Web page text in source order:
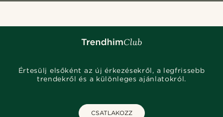
Értesülj elsőként az új érkezésekről, a legfrissebb
trendekről és a különleges ajánlatokról.
CSATLAKOZZ